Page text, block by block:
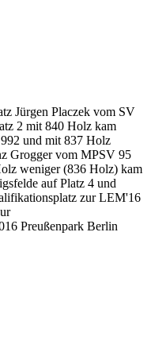
Jürgen Placzek vom SV
2 mit 840 Holz kam
und mit 837 Holz
Grogger vom MPSV 95
weniger (836 Holz) kam
auf Platz 4 und
zur LEM'16
Preußenpark Berlin